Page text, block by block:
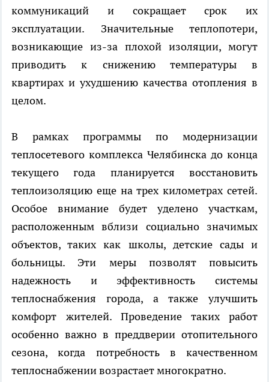
коммуникаций и сокращает срок их
эксплуатации. Значительные теплопотери,
возникающие из-за плохой изоляции, могут
приводить к снижению температуры в
квартирах и ухудшению качества отопления в
целом.
В рамках программы по модернизации
теплосетевого комплекса Челябинска до конца
текущего года планируется восстановить
теплоизоляцию еще на трех километрах сетей.
Особое внимание будет уделено участкам,
расположенным вблизи социально значимых
объектов, таких как школы, детские сады и
больницы. Эти меры позволят повысить
надежность и эффективность системы
теплоснабжения города, а также улучшить
комфорт жителей. Проведение таких работ
особенно важно в преддверии отопительного
сезона, когда потребность в качественном
теплоснабжении возрастает многократно.